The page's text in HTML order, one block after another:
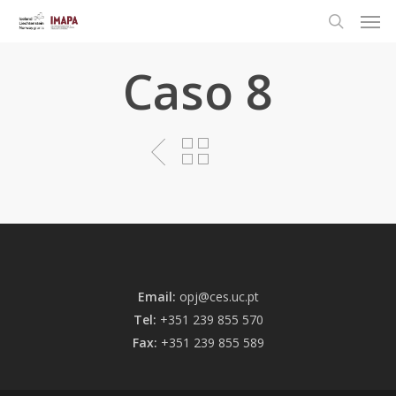
Caso 8
Email: opj@ces.uc.pt
Tel: +351 239 855 570
Fax: +351 239 855 589